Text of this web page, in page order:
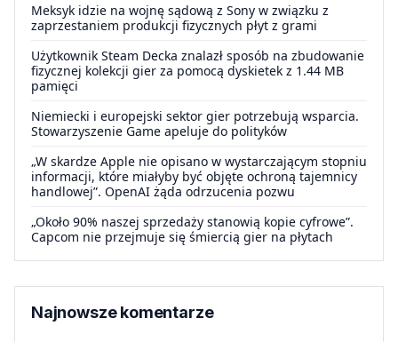
Meksyk idzie na wojnę sądową z Sony w związku z
zaprzestaniem produkcji fizycznych płyt z grami
Użytkownik Steam Decka znalazł sposób na zbudowanie
fizycznej kolekcji gier za pomocą dyskietek z 1.44 MB
pamięci
Niemiecki i europejski sektor gier potrzebują wsparcia.
Stowarzyszenie Game apeluje do polityków
„W skardze Apple nie opisano w wystarczającym stopniu
informacji, które miałyby być objęte ochroną tajemnicy
handlowej”. OpenAI żąda odrzucenia pozwu
„Około 90% naszej sprzedaży stanowią kopie cyfrowe”.
Capcom nie przejmuje się śmiercią gier na płytach
Najnowsze komentarze